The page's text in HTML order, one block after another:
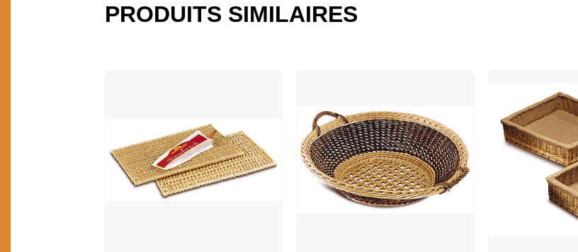
PRODUITS SIMILAIRES